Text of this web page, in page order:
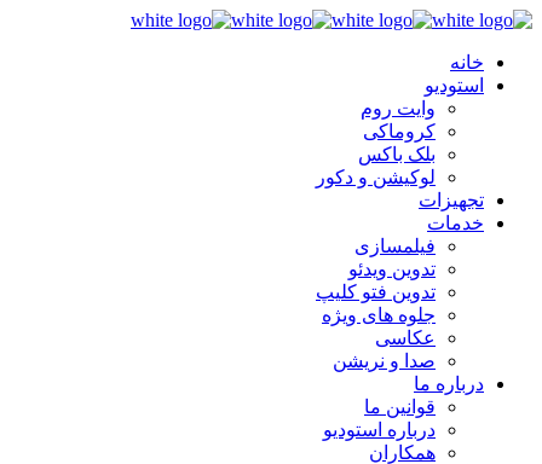
خانه
استودیو
وایت روم
کروماکی
بلک باکس
لوکیشن و دکور
تجهیزات
خدمات
فیلمسازی
تدوین ویدئو
تدوین فتو کلیپ
جلوه های ویژه
عکاسی
صدا و نریشن
درباره ما
قوانین ما
درباره استودیو
همکاران